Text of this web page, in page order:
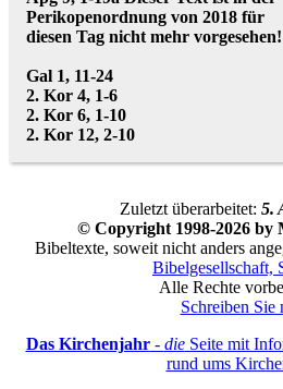
Perikopenordnung von 2018 für
diesen Tag nicht mehr vorgesehen!
Gal 1, 11-24
2. Kor 4, 1-6
2. Kor 6, 1-10
2. Kor 12, 2-10
Zuletzt überarbeitet: 5.
© Copyright 1998-2026 by
Bibeltexte, soweit nicht anders
Bibelgesellschaft,
Alle Rechte
Schreiben Sie
Das Kirchenjahr- dieSeite mit
rund ums